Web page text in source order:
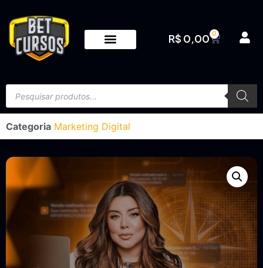
R$ 0,00 0
Categoria Marketing Digital